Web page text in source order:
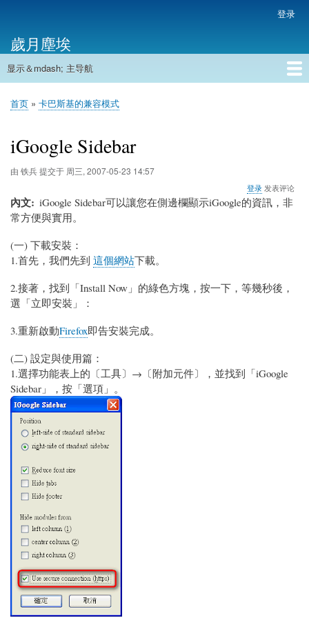
主
内
帐
户
菜
单
登录
歲月塵埃
主
航
显示＆mdash; 主导航
首页
面
屑
首页 卡巴斯基的兼容模式
iGoogle Sidebar
由 铁兵提交于 周三, 2007-05-23 14:57
登录 发表评论
內文
iGoogle Sidebar可以讓您在側邊欄顯示iGoogle的資訊，非
常方便與實用。
(一) 下載安裝：
1.首先，我們先到 這個網站下載。
2.接著，找到「Install Now」的綠色方塊，按一下，等幾秒後，
選「立即安裝」：
3.重新啟動Firefox即告安裝完成。
(二) 設定與使用篇：
1.選擇功能表上的〔工具〕→〔附加元件〕，並找到「iGoogle
Sidebar」，按「選項」。